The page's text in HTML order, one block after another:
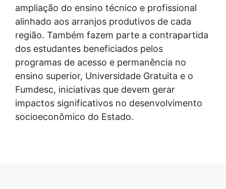
ampliação do ensino técnico e profissional
alinhado aos arranjos produtivos de cada
região. Também fazem parte a contrapartida
dos estudantes beneficiados pelos
programas de acesso e permanência no
ensino superior, Universidade Gratuita e o
Fumdesc, iniciativas que devem gerar
impactos significativos no desenvolvimento
socioeconômico do Estado.